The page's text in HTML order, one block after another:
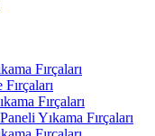
Fırçaları
Fırçaları
Yıkama Fırçaları